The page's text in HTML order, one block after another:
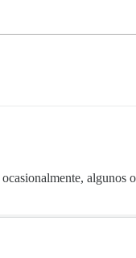
algunos